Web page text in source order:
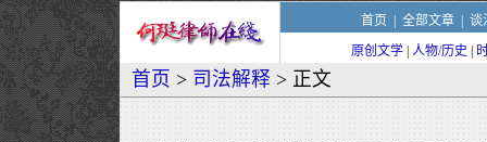
首页 全部文章| 谈
原创文学 人物/历史
首页 > 司法解释 > 正文